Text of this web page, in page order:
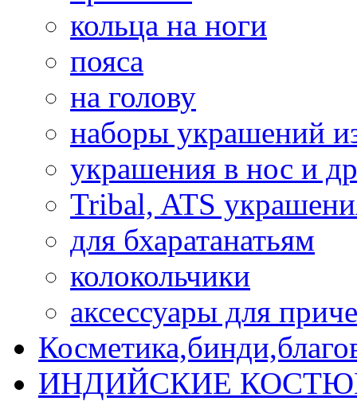
кольца на ноги
пояса
на голову
наборы украшений
украшения в нос и
Tribal, ATS
для бхаратанатьям
колокольчики
аксессуары для
ИНДИЙСКИЕ